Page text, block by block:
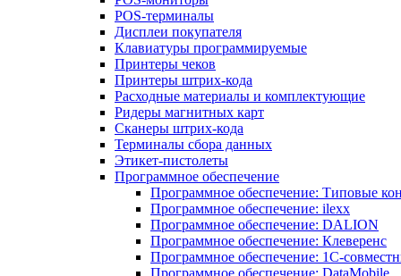
POS-терминалы
Дисплеи покупателя
Клавиатуры программируемые
Принтеры чеков
Принтеры штрих-кода
Расходные материалы и комплектующие
Ридеры магнитных карт
Сканеры штрих-кода
Терминалы сбора данных
Этикет-пистолеты
Программное обеспечение
Программное обеспечение: Типовые
Программное обеспечение: ilexx
Программное обеспечение: DALION
Программное обеспечение: Клеверенс
Программное обеспечение: 1С-
Программное обеспечение: DataMobile